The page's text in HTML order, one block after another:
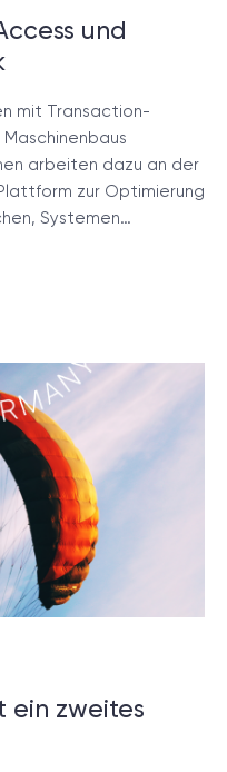
und
mit Transaction-
arbeiten dazu an der
zur Optimierung
Systemen…
ein zweites